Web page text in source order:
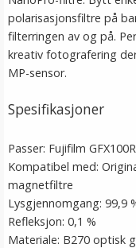
polarisasjonsfiltre på
filterringen av og på.
kreativ fotografering
MP-sensor.
Spesifikasjoner
Passer: Fujifilm
Kompatibel med:
magnetfiltre
Lysgjennomgang: 99,9
Refleksjon: 0,1 %
Materiale: B270 optisk